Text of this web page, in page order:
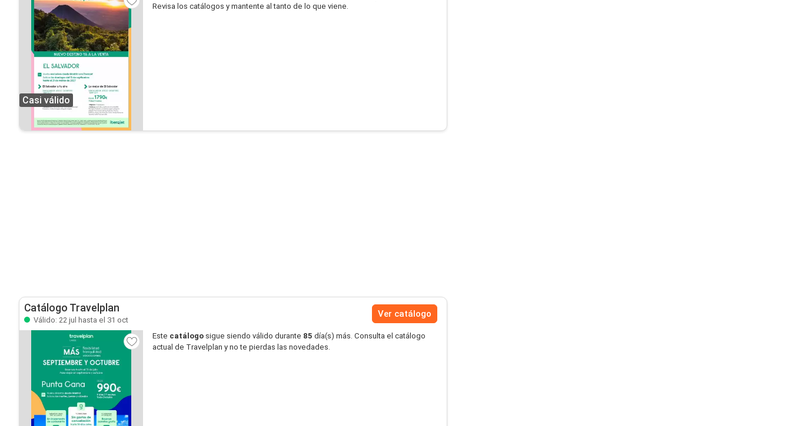
Casi válido
Revisa los catálogos y mantente al tanto de lo que viene.
Catálogo Travelplan
Válido: 22 jul hasta el 31 oct
Ver catálogo
Este catálogo sigue siendo válido durante 85 día(s) más. Consulta el catálogo
actual de Travelplan y no te pierdas las novedades.